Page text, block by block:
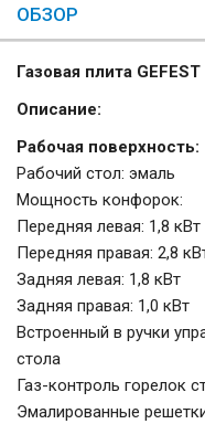
ОБЗОР
Газовая плита
Описание:
Рабочая поверхность:
Рабочий стол: эмаль
Мощность конфорок:
Передняя левая: 1,8 кВт
Передняя правая: 2,8
Задняя левая: 1,8 кВт
Задняя правая: 1,0 кВт
Встроенный в ручки
стола
Газ-контроль горелок
Эмалированные